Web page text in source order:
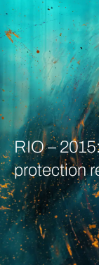
RIO –
protection